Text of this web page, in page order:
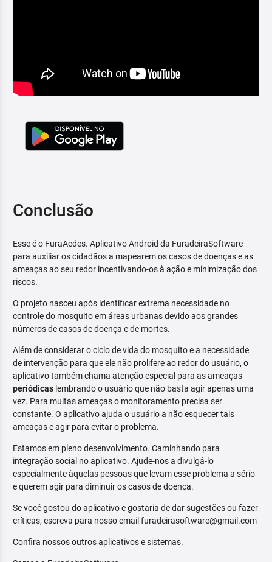
Conclusão
Esse é o FuraAedes. Aplicativo Android da FuradeiraSoftware
para auxiliar os cidadãos a mapearem os casos de doenças e as
ameaças ao seu redor incentivando-os à ação e minimização dos
riscos.
O projeto nasceu após identificar extrema necessidade no
controle do mosquito em áreas urbanas devido aos grandes
números de casos de doença e de mortes.
Além de considerar o ciclo de vida do mosquito e a necessidade
de intervenção para que ele não prolifere ao redor do usuário, o
aplicativo também chama atenção especial para as ameaças
periódicas lembrando o usuário que não basta agir apenas uma
vez. Para muitas ameaças o monitoramento precisa ser
constante. O aplicativo ajuda o usuário a não esquecer tais
ameaças e agir para evitar o problema.
Estamos em pleno desenvolvimento. Caminhando para
integração social no aplicativo. Ajude-nos a divulgá-lo
especialmente àquelas pessoas que levam esse problema a sério
e querem agir para diminuir os casos de doença.
Se você gostou do aplicativo e gostaria de dar sugestões ou fazer
críticas, escreva para nosso email furadeirasoftware@gmail.com
Confira nossos outros aplicativos e sistemas.